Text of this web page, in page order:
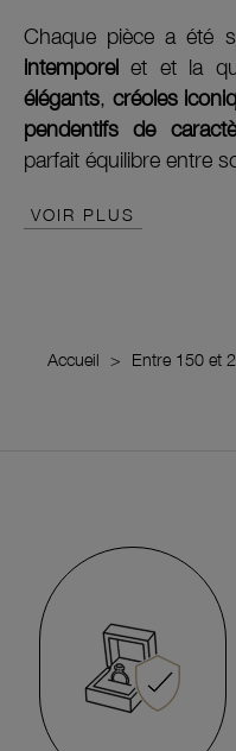
Chaque pièce a été
intemporel et et la
élégants, créoles
pendentifs de
parfait équilibre entre
VOIR PLUS
Accueil Entre 150 et